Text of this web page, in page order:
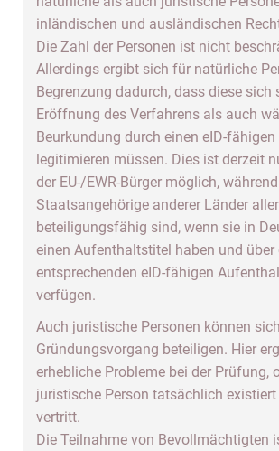
inländischen und ausländischen
Die Zahl der Personen ist nicht
Allerdings ergibt sich für natürliche
Begrenzung dadurch, dass diese sich
Eröffnung des Verfahrens als auch
Beurkundung durch einen eID-
legitimieren müssen. Dies ist derzeit
der EU-/EWR-Bürger möglich,
Staatsangehörige anderer Länder
beteiligungsfähig sind, wenn sie in
einen Aufenthaltstitel haben und über
entsprechenden eID-fähigen
verfügen.
Auch juristische Personen können
Gründungsvorgang beteiligen. Hier
erhebliche Probleme bei der Prüfung,
juristische Person tatsächlich
vertritt.
Die Teilnahme von Bevollmächtigten